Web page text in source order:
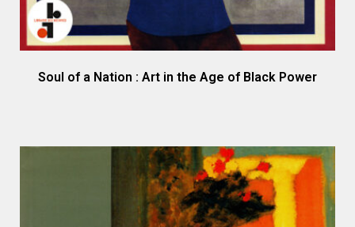
Soul of a Nation : Art in the Age of Black Power